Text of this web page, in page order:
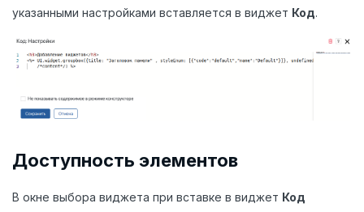
указанными настройками вставляется в виджет Код.
Доступность элементов
В окне выбора виджета при вставке в виджет Код